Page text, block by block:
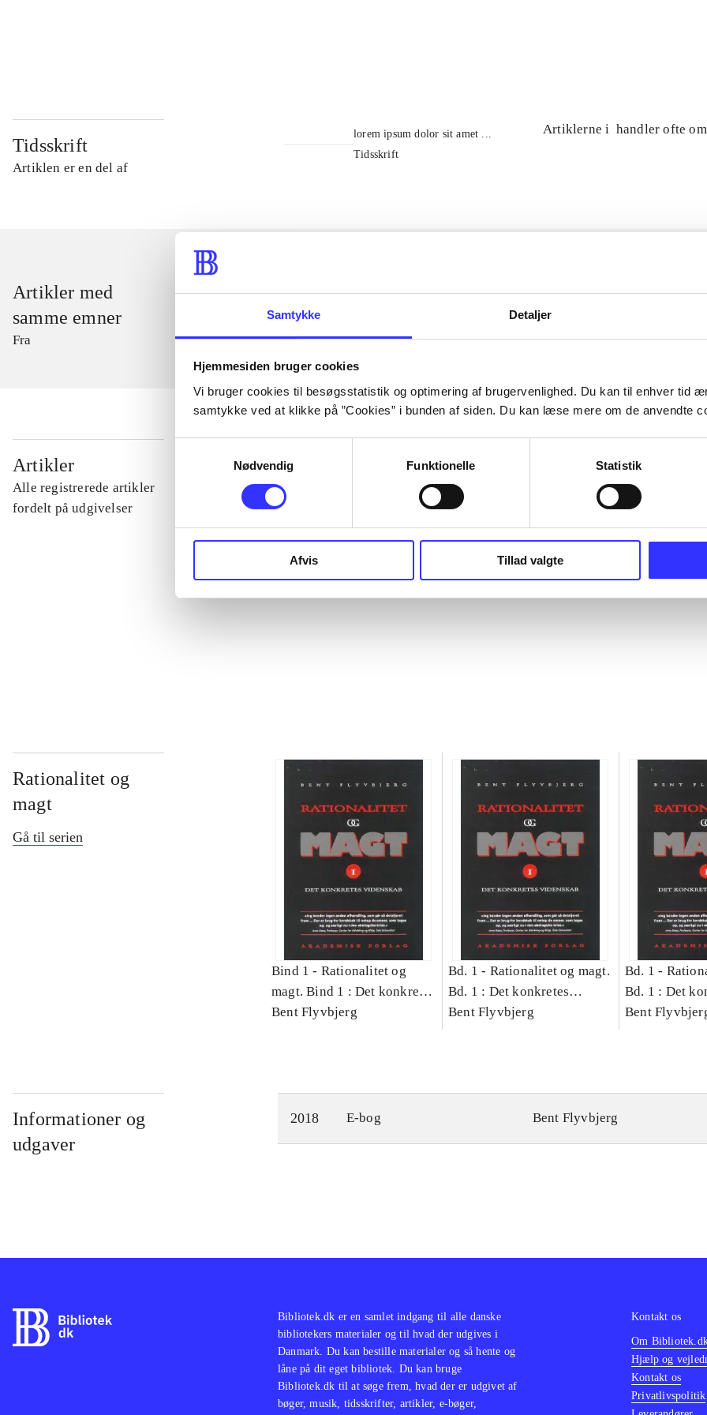
Samtykke Detaljer
Hjemmesiden bruger cookies
Vi bruger cookies til besøgsstatistik og optimering af brugervenlighed. Du kan til enhver tid
samtykke ved at klikke på ”Cookies” i bunden af siden. Du kan læse mere om de anvendte
Nødvendig
Funktionelle Statistik
Afvis Tillad valgte
Tidsskrift
Artiklen er en del af
lorem ipsum dolor sit amet ...
Tidsskrift
Artiklerne i handler ofte om
Artikler med
samme emner
Fra
Artikler
Alle registrerede artikler
fordelt på udgivelser
...
Rationalitet og
magt
Gå til serien
Bind 1 - Rationalitet og
magt. Bind 1 : Det konkretes
videnskab
Bent Flyvbjerg
Bd. 1 - Rationalitet og magt.
Bd. 1 : Det konkretes
videnskab
Bent Flyvbjerg
Bd. 1 -
Bd. 1 : Det
videnskab
Bent
Informationer og
udgaver
2018 E-bog Bent Flyvbjerg
Bibliotek.dk er en samlet indgang til alle danske
bibliotekers materialer og til hvad der udgives i
Danmark. Du kan bestille materialer og så hente og
låne på dit eget bibliotek. Du kan bruge
Bibliotek.dk til at søge frem, hvad der er udgivet af
bøger, musik, tidsskrifter, artikler, e-bøger,
Kontakt os
Om
Hjælp og
Kontakt os
Privatlivspolitik